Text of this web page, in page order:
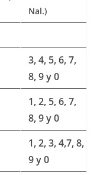
Nal.)
3, 4, 5, 6, 7,
8, 9 y 0
1, 2, 5, 6, 7,
8, 9 y 0
1, 2, 3, 4,7, 8,
9 y 0